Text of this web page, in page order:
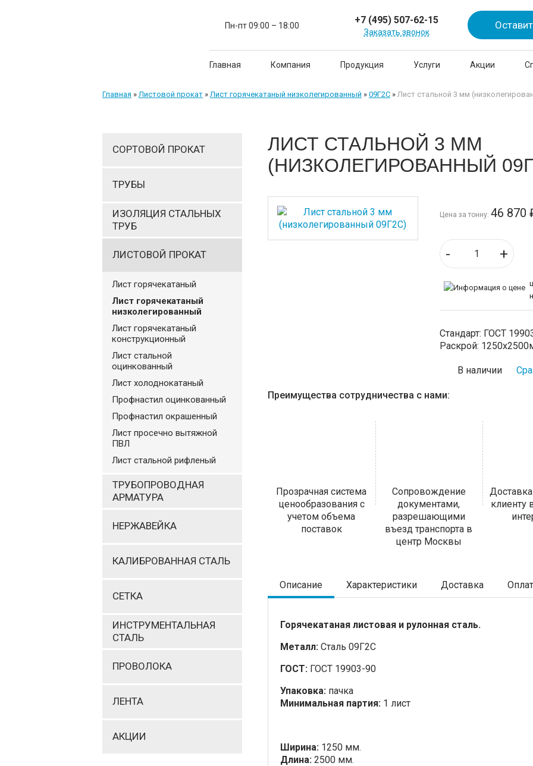
Пн-пт 09:00 – 18:00 +7 (495) 507-62-15
Заказать звонок
Главная Компания Продукция Услуги Акции
Главная »Листовой прокат »Лист горячекатаный низколегированный » 09Г2С » Лист стальной 3 мм
СОРТОВОЙ ПРОКАТ
ТРУБЫ
ИЗОЛЯЦИЯ СТАЛЬНЫХ
ТРУБ
ЛИСТОВОЙ ПРОКАТ
Лист горячекатаный
Лист горячекатаный
низколегированный
Лист горячекатаный
конструкционный
Лист стальной
оцинкованный
Лист холоднокатаный
Профнастил оцинкованный
Профнастил окрашенный
Лист просечно вытяжной
ПВЛ
Лист стальной рифленый
ТРУБОПРОВОДНАЯ
АРМАТУРА
НЕРЖАВЕЙКА
КАЛИБРОВАННАЯ СТАЛЬ
СЕТКА
ИНСТРУМЕНТАЛЬНАЯ
СТАЛЬ
ПРОВОЛОКА
ЛЕНТА
АКЦИИ
ЛИСТ СТАЛЬНОЙ 3 ММ
(НИЗКОЛЕГИРОВАННЫЙ
Цена за тонну: 46 870
- +
Стандарт: ГОСТ
Раскрой:
В наличии
Преимущества сотрудничества с нами:
Прозрачная система
ценообразования с
учетом объема
поставок
Сопровождение
документами,
разрешающими
въезд транспорта в
центр Москвы
клиенту
Описание Характеристики Доставка
Горячекатаная листовая и рулонная сталь.
Металл: Сталь 09Г2С
ГОСТ: ГОСТ 19903-90
Упаковка: пачка
Минимальная партия: 1 лист
Ширина: 1250 мм.
Длина: 2500 мм.